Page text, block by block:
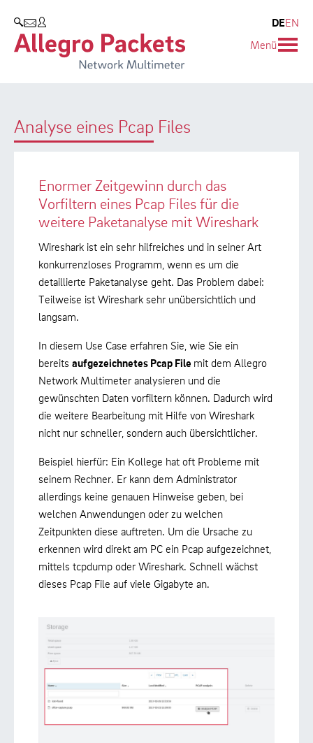
SUCHEN
DEEN
Menü
Analyse eines Pcap Files
Enormer Zeitgewinn durch das
Vorfiltern eines Pcap Files für die
weitere Paketanalyse mit Wireshark
Wireshark ist ein sehr hilfreiches und in seiner Art
konkurrenzloses Programm, wenn es um die
detaillierte Paketanalyse geht. Das Problem dabei:
Teilweise ist Wireshark sehr unübersichtlich und
langsam.
In diesem Use Case erfahren Sie, wie Sie ein
bereits aufgezeichnetes Pcap File mit dem Allegro
Network Multimeter analysieren und die
gewünschten Daten vorfiltern können. Dadurch wird
die weitere Bearbeitung mit Hilfe von Wireshark
nicht nur schneller, sondern auch übersichtlicher.
Beispiel hierfür: Ein Kollege hat oft Probleme mit
seinem Rechner. Er kann dem Administrator
allerdings keine genauen Hinweise geben, bei
welchen Anwendungen oder zu welchen
Zeitpunkten diese auftreten. Um die Ursache zu
erkennen wird direkt am PC ein Pcap aufgezeichnet,
mittels tcpdump oder Wireshark. Schnell wächst
dieses Pcap File auf viele Gigabyte an.
Allegro Network Multimeter
Produktübersicht
Unternehmen
Partner
Forschung und Lehre
Karriere
Blog
Presse